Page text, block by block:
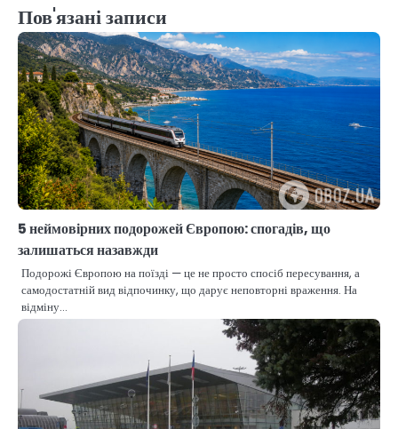
Пов'язані записи
5 неймовірних подорожей Європою: спогадів, що
залишаться назавжди
Подорожі Європою на поїзді — це не просто спосіб пересування, а
самодостатній вид відпочинку, що дарує неповторні враження. На
відміну…